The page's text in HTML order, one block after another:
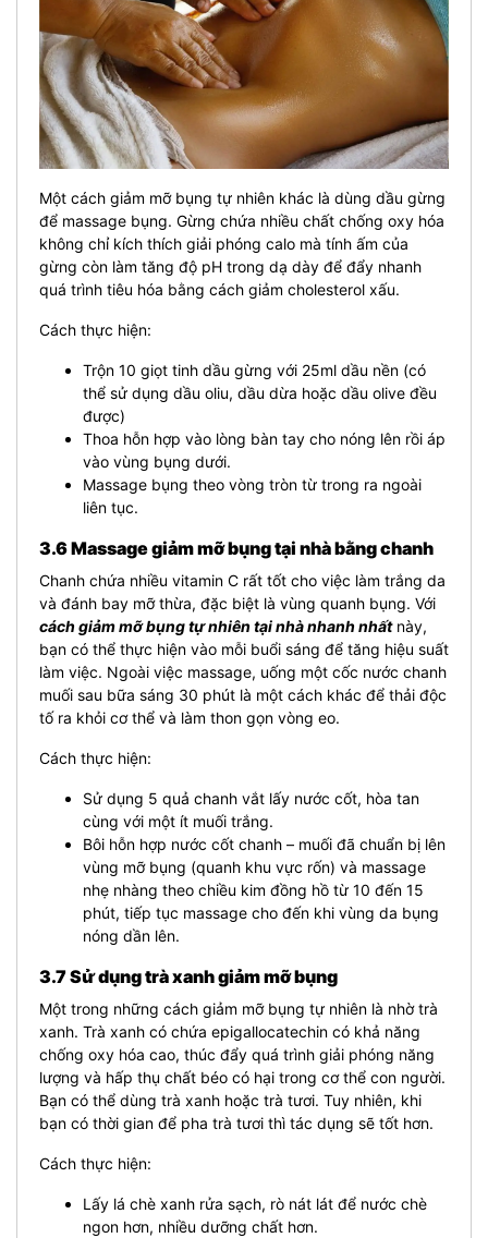
Một cách giảm mỡ bụng tự nhiên khác là dùng dầu gừng
để massage bụng. Gừng chứa nhiều chất chống oxy hóa
không chỉ kích thích giải phóng calo mà tính ấm của
gừng còn làm tăng độ pH trong dạ dày để đẩy nhanh
quá trình tiêu hóa bằng cách giảm cholesterol xấu.
Cách thực hiện:
Trộn 10 giọt tinh dầu gừng với 25ml dầu nền (có
thể sử dụng dầu oliu, dầu dừa hoặc dầu olive đều
được)
Thoa hỗn hợp vào lòng bàn tay cho nóng lên rồi áp
vào vùng bụng dưới.
Massage bụng theo vòng tròn từ trong ra ngoài
liên tục.
3.6 Massage giảm mỡ bụng tại nhà bằng chanh
Chanh chứa nhiều vitamin C rất tốt cho việc làm trắng da
và đánh bay mỡ thừa, đặc biệt là vùng quanh bụng. Với
cách giảm mỡ bụng tự nhiên tại nhà nhanh nhấtnày,
bạn có thể thực hiện vào mỗi buổi sáng để tăng hiệu suất
làm việc. Ngoài việc massage, uống một cốc nước chanh
muối sau bữa sáng 30 phút là một cách khác để thải độc
tố ra khỏi cơ thể và làm thon gọn vòng eo.
Cách thực hiện:
Sử dụng 5 quả chanh vắt lấy nước cốt, hòa tan
cùng với một ít muối trắng.
Bôi hỗn hợp nước cốt chanh – muối đã chuẩn bị lên
vùng mỡ bụng (quanh khu vực rốn) và massage
nhẹ nhàng theo chiều kim đồng hồ từ 10 đến 15
phút, tiếp tục massage cho đến khi vùng da bụng
nóng dần lên.
3.7 Sử dụng trà xanh giảm mỡ bụng
Một trong những cách giảm mỡ bụng tự nhiên là nhờ trà
xanh. Trà xanh có chứa epigallocatechin có khả năng
chống oxy hóa cao, thúc đẩy quá trình giải phóng năng
lượng và hấp thụ chất béo có hại trong cơ thể con người.
Bạn có thể dùng trà xanh hoặc trà tươi. Tuy nhiên, khi
bạn có thời gian để pha trà tươi thì tác dụng sẽ tốt hơn.
Cách thực hiện:
Lấy lá chè xanh rửa sạch, rò nát lát để nước chè
ngon hơn, nhiều dưỡng chất hơn.